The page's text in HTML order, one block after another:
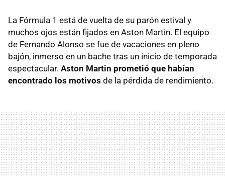
La Fórmula 1 está de vuelta de su parón estival y
muchos ojos están fijados en Aston Martin. El equipo
de Fernando Alonso se fue de vacaciones en pleno
bajón, inmerso en un bache tras un inicio de temporada
espectacular. Aston Martin prometió que habían
encontrado los motivos de la pérdida de rendimiento.